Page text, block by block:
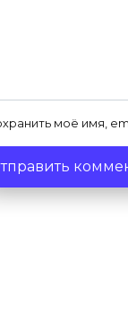
моё имя,